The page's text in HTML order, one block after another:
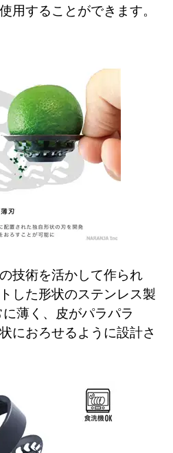
用することができます。
技術を活かして作られ
した形状のステンレス製
薄く、皮がパラパラ
におろせるように設計さ